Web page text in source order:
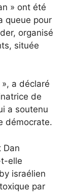
» ont été
queue pour
organisé
située
», a déclaré
de
a soutenu
démocrate.
Dan
t-elle
israélien
par